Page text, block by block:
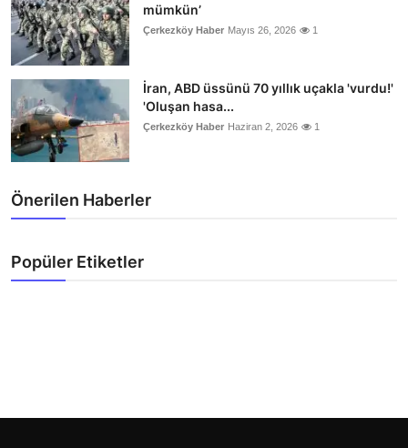
mümkün’
Çerkezköy Haber Mayıs 26, 2026 1
İran, ABD üssünü 70 yıllık uçakla 'vurdu!'
'Oluşan hasa...
Çerkezköy Haber Haziran 2, 2026 1
Önerilen Haberler
Popüler Etiketler